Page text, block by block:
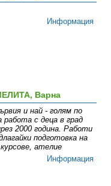
Информация
Варна
и най - голям по
работа с деца в град
2000 година. Работи
подготовка на
ателие
Информация